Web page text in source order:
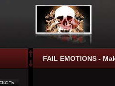
FAIL EMOTIONS -